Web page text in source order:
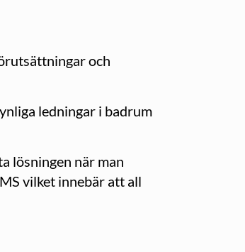
och
ledningar i badrum
lösningen när man
vilket innebär att all